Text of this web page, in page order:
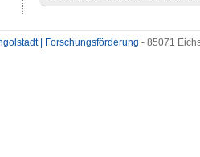
| Forschungsförderung - 85071